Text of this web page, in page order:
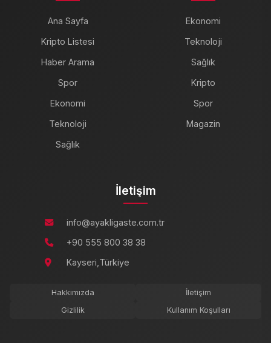
Ana Sayfa
Kripto Listesi
Haber Arama
Spor
Ekonomi
Teknoloji
Sağlık
Ekonomi
Teknoloji
Sağlık
Kripto
Spor
Magazin
İletişim
info@ayakligaste.com.tr
+90 555 800 38 38
Kayseri,Türkiye
Hakkımızda
İletişim
Gizlilik
Kullanım Koşulları